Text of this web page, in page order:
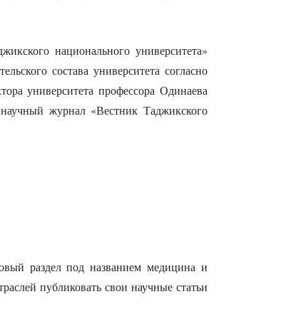
национального университета»
состава университета согласно
университета профессора Одинаева
журнал «Вестник Таджикского
раздел под названием медицина и
публиковать свои научные статьи